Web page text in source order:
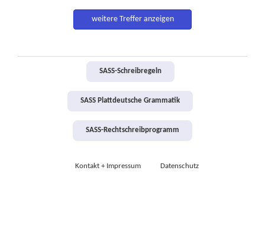
weitere Treffer anzeigen
SASS-Schreibregeln
SASS Plattdeutsche Grammatik
SASS-Rechtschreibprogramm
Kontakt + Impressum Datenschutz